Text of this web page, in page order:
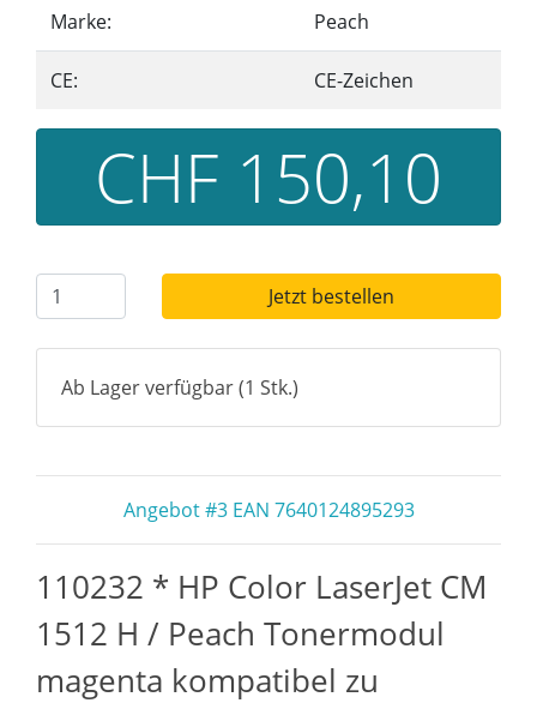
Marke: Peach
CE: CE-Zeichen
CHF 150,10
Jetzt bestellen
Ab Lager verfügbar (1 Stk.)
Angebot #3 EAN 7640124895293
110232 * HP Color LaserJet CM
1512 H / Peach Tonermodul
magenta kompatibel zu